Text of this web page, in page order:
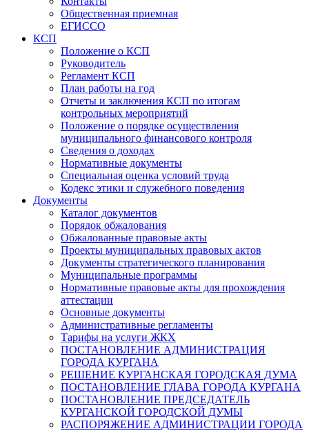
Общественная приемная
ЕГИССО
КСП
Положение о КСП
Руководитель
Регламент КСП
План работы на год
Отчеты и заключения КСП по итогам
контрольных мероприятий
Положение о порядке осуществления
муниципального финансового контроля
Сведения о доходах
Нормативные документы
Специальная оценка условий труда
Кодекс этики и служебного поведения
Документы
Каталог документов
Порядок обжалования
Обжалованные правовые акты
Проекты муниципальных правовых актов
Документы стратегического планирования
Муниципальные программы
Нормативные правовые акты для прохождения
аттестации
Основные документы
Административные регламенты
Тарифы на услуги ЖКХ
ПОСТАНОВЛЕНИЕ АДМИНИСТРАЦИЯ
ГОРОДА КУРГАНА
РЕШЕНИЕ КУРГАНСКАЯ ГОРОДСКАЯ ДУМА
ПОСТАНОВЛЕНИЕ ГЛАВА ГОРОДА КУРГАНА
ПОСТАНОВЛЕНИЕ ПРЕДСЕДАТЕЛЬ
КУРГАНСКОЙ ГОРОДСКОЙ ДУМЫ
РАСПОРЯЖЕНИЕ АДМИНИСТРАЦИИ ГОРОДА